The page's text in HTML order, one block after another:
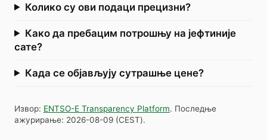
Колико су ови подаци прецизни?
Како да пребацим потрошњу на јефтиније
сате?
Када се објављују сутрашње цене?
Извор: ENTSO-E Transparency Platform. Последње
ажурирање: 2026-08-09 (CEST).